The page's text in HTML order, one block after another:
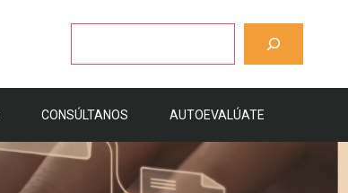
CONSÚLTANOS AUTOEVALÚATE